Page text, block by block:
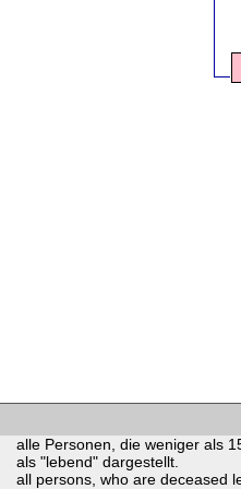
alle Personen, die weniger als
als "lebend" dargestellt.
all persons, who are deceased